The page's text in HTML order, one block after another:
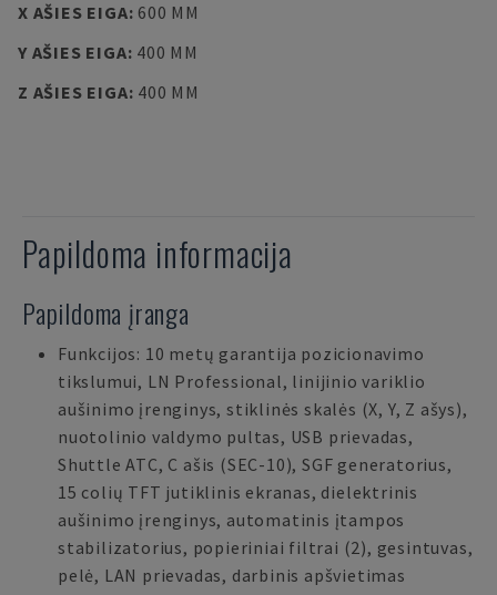
X AŠIES EIGA: 600 MM
Y AŠIES EIGA: 400 MM
Z AŠIES EIGA: 400 MM
Papildoma informacija
Papildoma įranga
Funkcijos: 10 metų garantija pozicionavimo
tikslumui, LN Professional, linijinio variklio
aušinimo įrenginys, stiklinės skalės (X, Y, Z ašys),
nuotolinio valdymo pultas, USB prievadas,
Shuttle ATC, C ašis (SEC-10), SGF generatorius,
15 colių TFT jutiklinis ekranas, dielektrinis
aušinimo įrenginys, automatinis įtampos
stabilizatorius, popieriniai filtrai (2), gesintuvas,
pelė, LAN prievadas, darbinis apšvietimas